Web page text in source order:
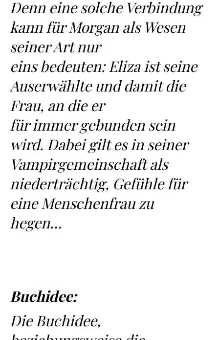
Denn eine solche Verbindung
kann für Morgan als Wesen
seiner Art nur
eins bedeuten: Eliza ist seine
Auserwählte und damit die
Frau, an die er
für immer gebunden sein
wird. Dabei gilt es in seiner
Vampirgemeinschaft als
niederträchtig, Gefühle für
eine Menschenfrau zu
hegen…
Buchidee:
Die Buchidee,